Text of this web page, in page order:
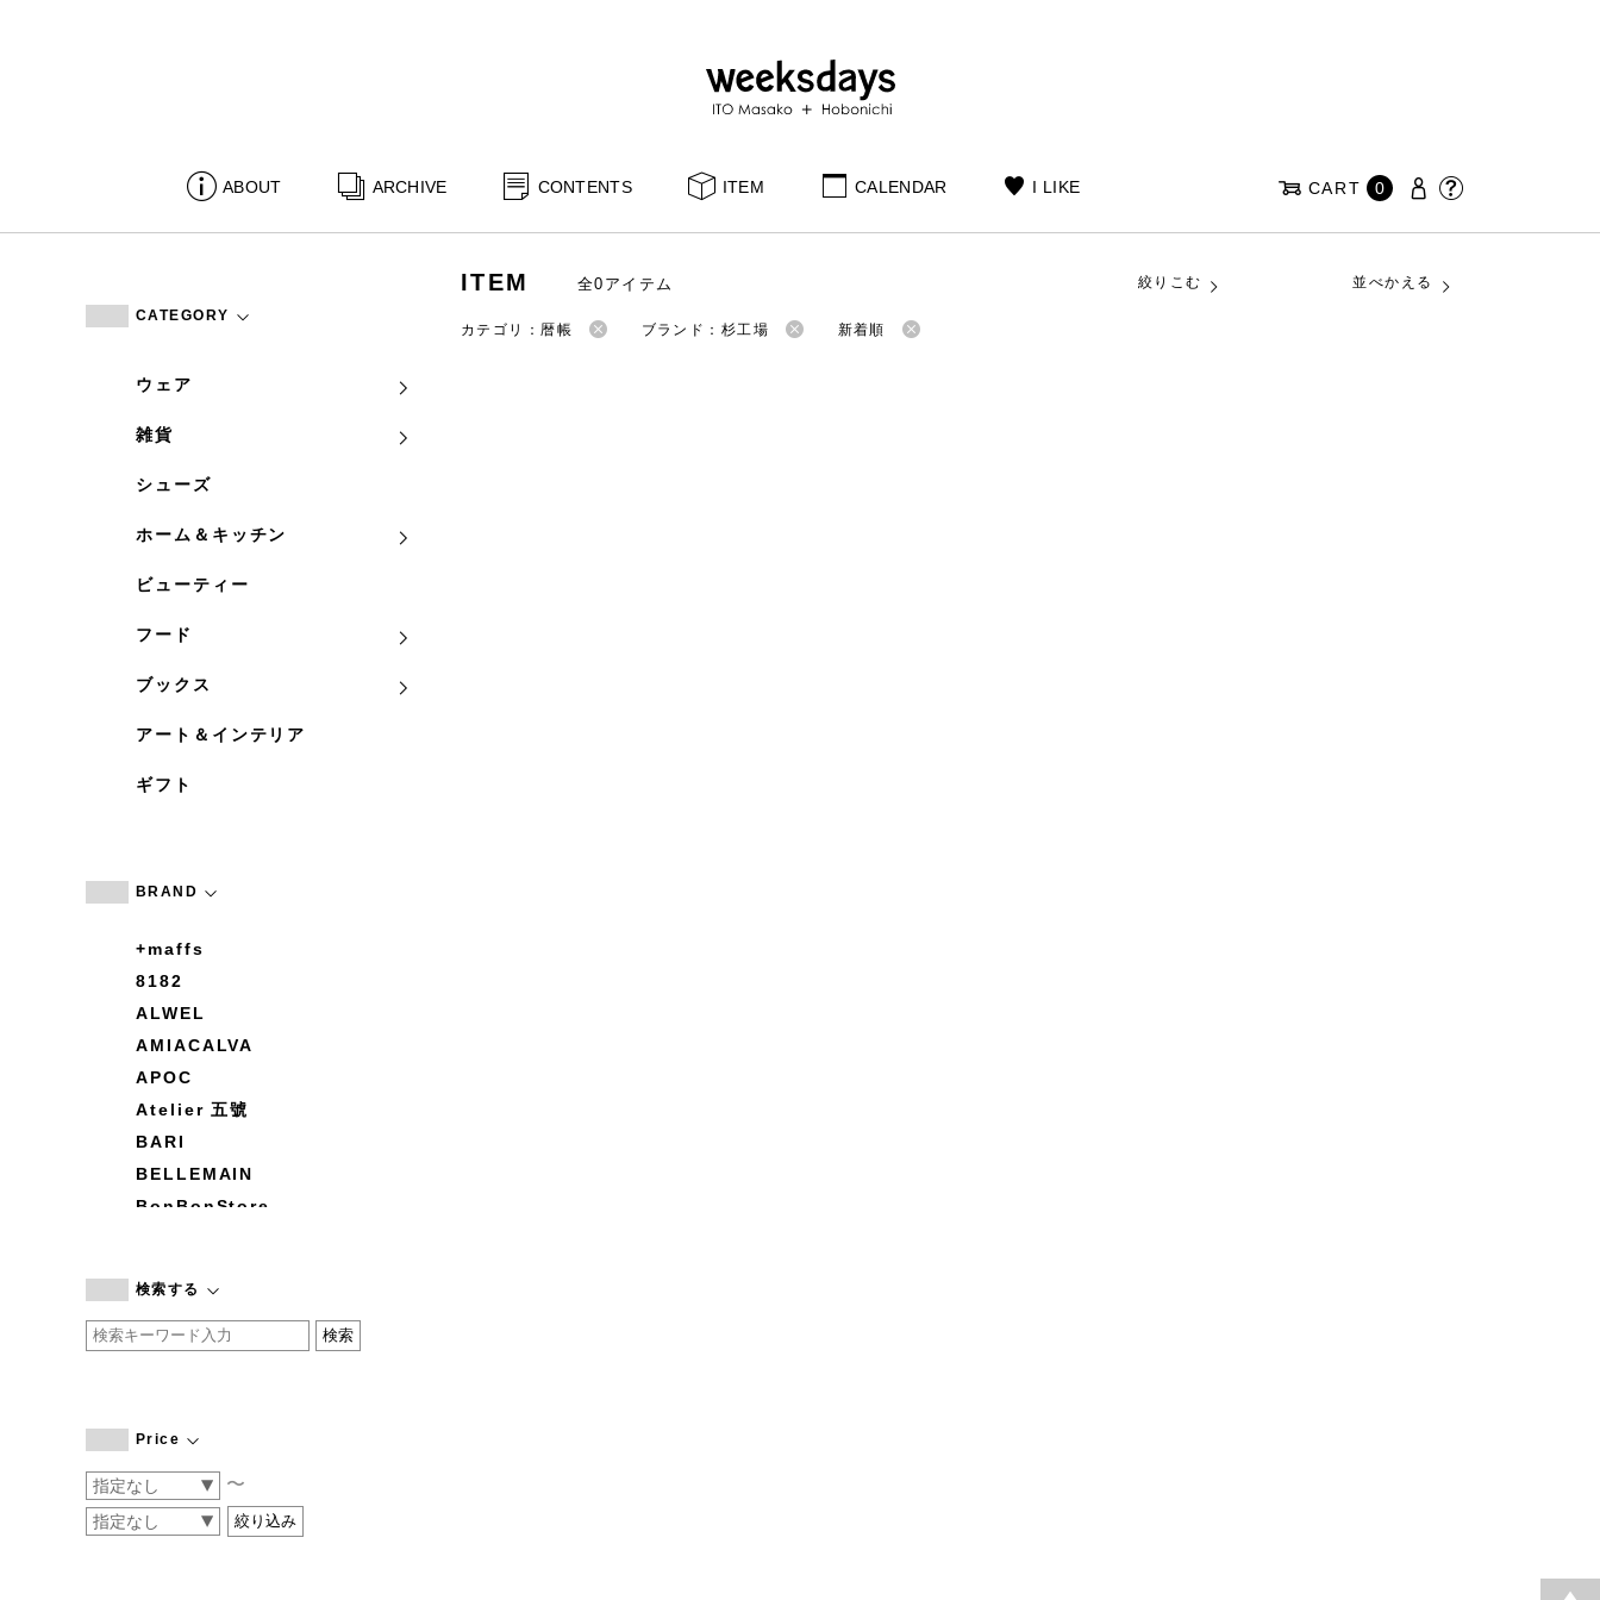
ABOUT ARCHIVE CONTENTS ITEM CALENDAR I LIKE CART 0
CATEGORY
ウェア
雑貨
シューズ
ホーム＆キッチン
ビューティー
フード
ブックス
アート＆インテリア
ギフト
BRAND
+maffs
8182
ALWEL
AMIACALVA
APOC
Atelier 五號
BARI
BELLEMAIN
BonBonStore
by basics
CATWORTH
COGTHEBIGSMOKE
CONVERSE
DEAN & DELUCA
検索する
Price
〜
ITEM 全0アイテム 絞りこむ 並べかえる
カテゴリ：暦帳 ブランド：杉工場 新着順